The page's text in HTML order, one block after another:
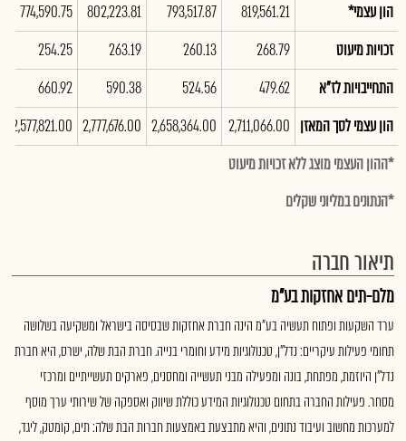
הון עצמי*
819,561.21
793,517.87
802,223.81
774,590.75
זכויות מיעוט
268.79
260.13
263.19
254.25
התחייבויות לז"א
479.62
524.56
590.38
660.92
הון עצמי לסך המאזן 2,711,066.00
2,658,364.00
2,777,676.00
2,577,821.00
*ההון העצמי מוצג ללא זכויות מיעוט
*הנתונים במליוני שקלים
תיאור חברה
מלם-תים אחזקות בע"מ
ערד השקעות ופתוח תעשיה בע"מ הינה חברת אחזקות שבסיסה בישראל ומשקיעה בשלושה
תחומי פעילות עיקריים: נדל"ן, טכנולוגיות מידע וחומרי בנייה. חברת הבת שלה, ישרס, היא חברת
נדל"ן היוזמת, מפתחת, בונה ומפעילה מבני תעשייה ומחסנים, פארקים תעשייתיים ומרכזי
מסחר. פעילות החברה בתחום טכנולוגיות המידע כוללת שיווק ואספקה של שירותי ערך מוסף
למערכות מחשוב ועיבוד נתונים, והיא מתבצעת באמצעות חברות הבת שלה: תים, קומטק, ליגד,